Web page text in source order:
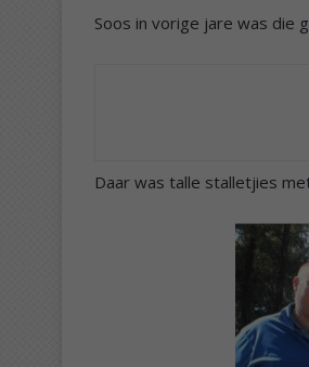
Soos in vorige jare was die
Daar was talle stalletjies